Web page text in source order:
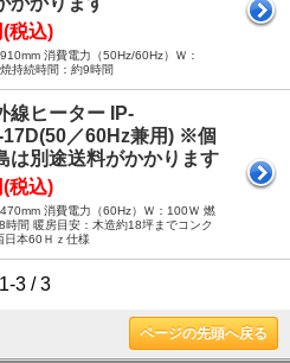
税込)
消費電力（50Hz/60Hz）Ｗ：
持続時間：約9時間
線ヒーター IP-
17D(50／60Hz兼用) ※個
は別途送料がかかります
税込)
消費電力（60Hz）Ｗ：100Ｗ 燃
時間 暖房目安：木造約18坪までコンク
日本60Ｈｚ仕様
1-3 / 3
ページの先頭へ戻る